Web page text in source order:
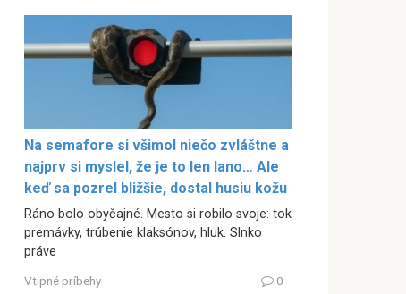
Na semafore si všimol niečo zvláštne a
najprv si myslel, že je to len lano… Ale
keď sa pozrel bližšie, dostal husiu kožu
Ráno bolo obyčajné. Mesto si robilo svoje: tok
premávky, trúbenie klaksónov, hluk. Slnko
práve
Vtipné príbehy 0